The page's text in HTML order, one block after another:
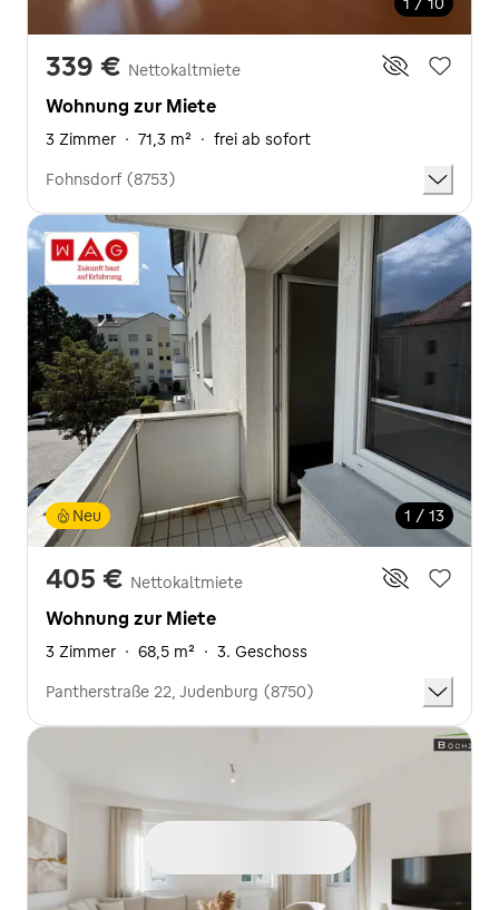
339 € Nettokaltmiete
Wohnung zur Miete
3 Zimmer · 71,3 m² · frei ab sofort
Fohnsdorf (8753)
1 / 13
Neu
405 € Nettokaltmiete
Wohnung zur Miete
3 Zimmer · 68,5 m² · 3. Geschoss
Pantherstraße 22, Judenburg (8750)